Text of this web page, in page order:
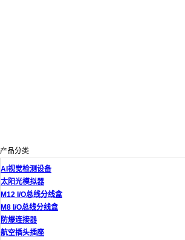
产品分类
AI视觉检测设备
太阳光模拟器
M12 I/O总线分线盒
M8 I/O总线分线盒
防爆连接器
航空插头插座